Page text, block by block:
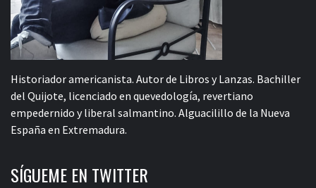
Historiador americanista. Autor de Libros y Lanzas. Bachiller
del Quijote, licenciado en quevedología, revertiano
empedernido y liberal salmantino. Alguacilillo de la Nueva
España en Extremadura.
SÍGUEME EN TWITTER